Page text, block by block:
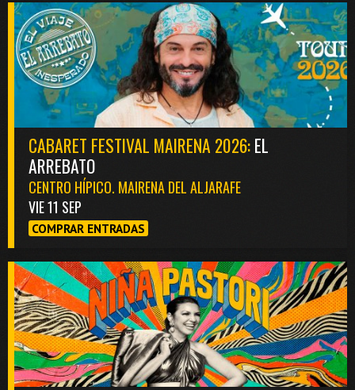
CABARET FESTIVAL MAIRENA 2026:EL
ARREBATO
CENTRO HÍPICO. MAIRENA DEL ALJARAFE
VIE 11 SEP
COMPRAR ENTRADAS